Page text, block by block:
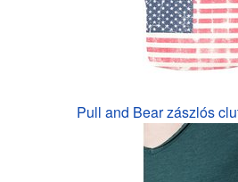
Pull and Bear zászlós